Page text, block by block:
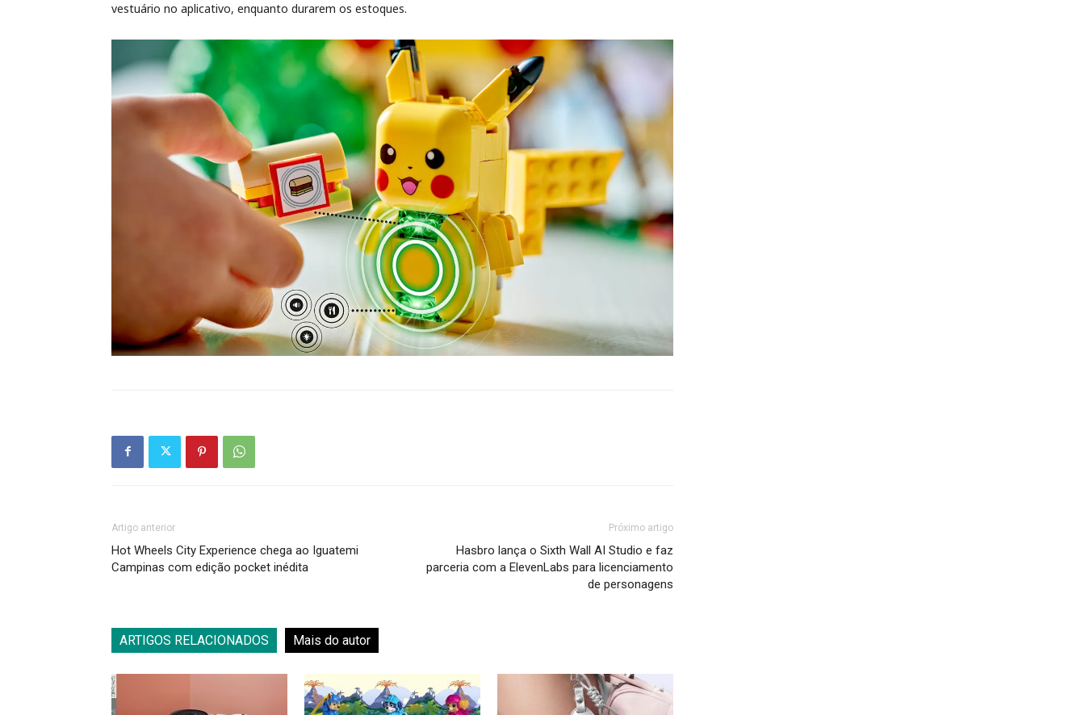
vestuário no aplicativo, enquanto durarem os estoques.
Artigo anterior
Hot Wheels City Experience chega ao Iguatemi
Campinas com edição pocket inédita
Próximo artigo
Hasbro lança o Sixth Wall AI Studio e faz
parceria com a ElevenLabs para licenciamento
de personagens
ARTIGOS RELACIONADOS Mais do autor